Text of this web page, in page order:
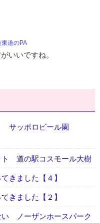
東道のPA
いいですね。
サッポロビール園
ト 道の駅コスモール大樹
きました【４】
きました【２】
い ノーザンホースパーク